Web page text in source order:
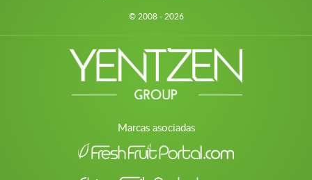
© 2008 - 2026
Marcas asociadas